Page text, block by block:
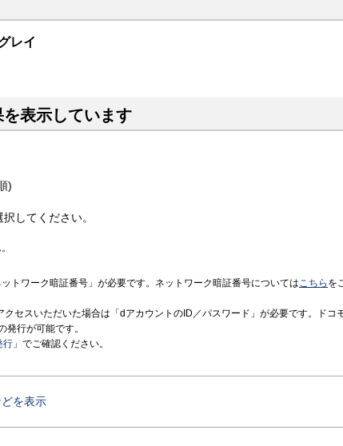
レイ
表示しています
)
してください。
トワーク暗証番号」が必要です。ネットワーク暗証番号についてはこちら を
セスいただいた場合は「dアカウントのID／パスワード」が必要です。ドコ
行が可能です。
行 」でご確認ください。
を表示